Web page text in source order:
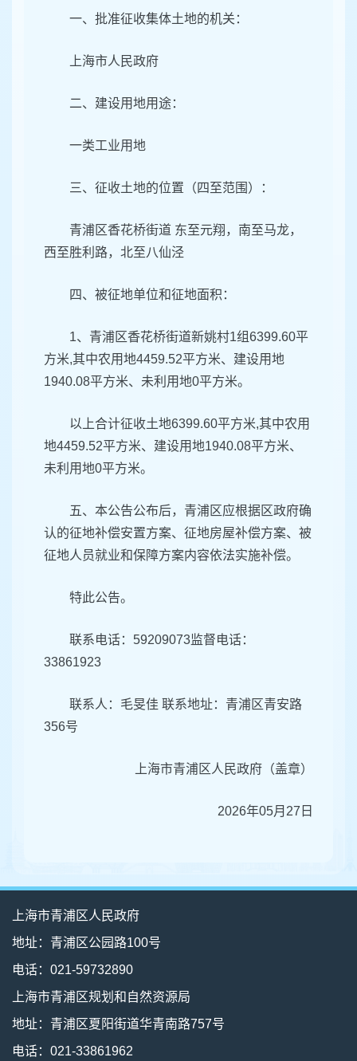
一、批准征收集体土地的机关：
上海市人民政府
二、建设用地用途：
一类工业用地
三、征收土地的位置（四至范围）：
青浦区香花桥街道 东至元翔，南至马龙，
西至胜利路，北至八仙泾
四、被征地单位和征地面积：
1、青浦区香花桥街道新姚村1组6399.60平
方米,其中农用地4459.52平方米、建设用地
1940.08平方米、未利用地0平方米。
以上合计征收土地6399.60平方米,其中农用
地4459.52平方米、建设用地1940.08平方米、
未利用地0平方米。
五、本公告公布后，青浦区应根据区政府确
认的征地补偿安置方案、征地房屋补偿方案、被
征地人员就业和保障方案内容依法实施补偿。
特此公告。
联系电话：59209073监督电话：
33861923
联系人：毛旻佳 联系地址：青浦区青安路
356号
上海市青浦区人民政府（盖章）
2026年05月27日
上海市青浦区人民政府
地址：青浦区公园路100号
电话：021-59732890
上海市青浦区规划和自然资源局
地址：青浦区夏阳街道华青南路757号
电话：021-33861962